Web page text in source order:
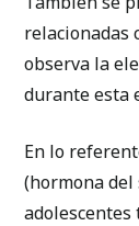
relacionadas
observa la
durante esta
En lo
(hormona